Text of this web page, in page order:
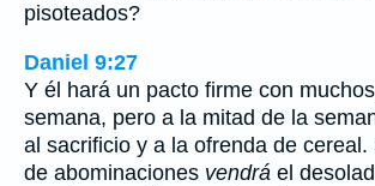
pisoteados?
Daniel 9:27
Y él hará un pacto firme con
semana, pero a la mitad de la
al sacrificio y a la ofrenda de cereal.
de abominaciones vendrá el